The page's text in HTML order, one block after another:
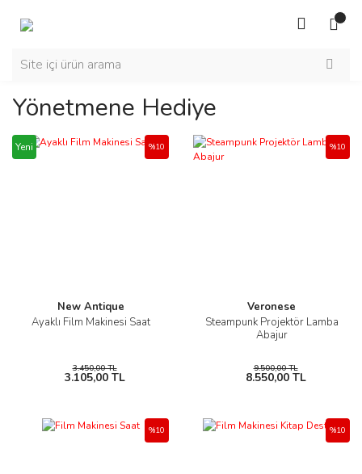
Yönetmene Hediye
Yeni
New Antique
Ayaklı Film Makinesi Saat
%10
3.450,00 TL
3.105,00 TL
Veronese
Steampunk Projektör Lamba
Abajur
%10
9.500,00 TL
8.550,00 TL
%10 %10